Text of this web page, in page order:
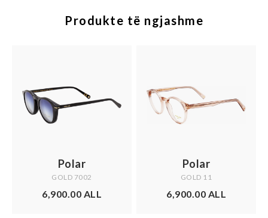
Produkte të ngjashme
Polar
GOLD 7002
6,900.00 ALL
Polar
GOLD 11
6,900.00 ALL